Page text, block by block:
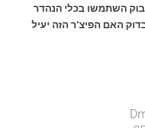
השתמשו בכלי הנהדר
האם הפיצ’ר הזה יעיל